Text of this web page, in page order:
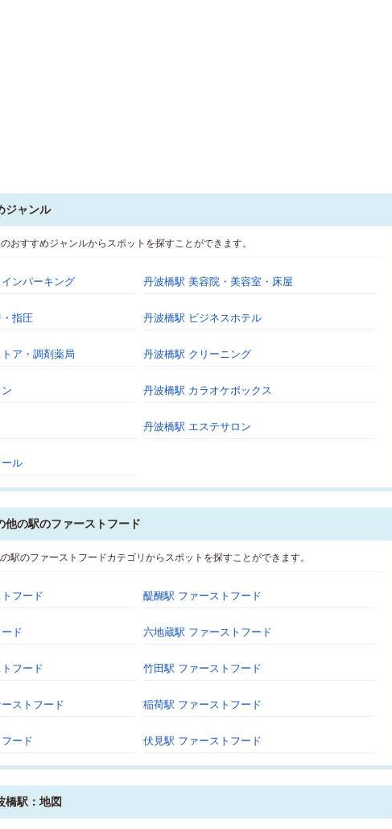
ジャンル
おすすめジャンルからスポットを探すことができます。
ンパーキング 丹波橋駅 美容院・美容室・床屋
指圧 丹波橋駅 ビジネスホテル
ア・調剤薬局 丹波橋駅 クリーニング
丹波橋駅 カラオケボックス
丹波橋駅 エステサロン
ル
他の駅のファーストフード
駅のファーストフードカテゴリからスポットを探すことができます。
フード 醍醐駅 ファーストフード
ド 六地蔵駅 ファーストフード
フード 竹田駅 ファーストフード
ストフード 稲荷駅 ファーストフード
ード 伏見駅 ファーストフード
橋駅：地図